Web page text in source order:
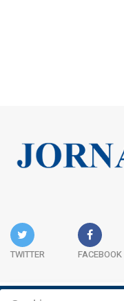
TWITTER FACEBOOK